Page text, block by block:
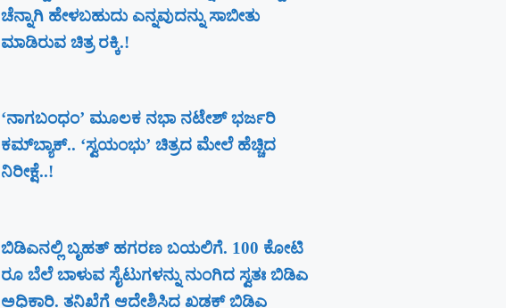
ಚೆನ್ನಾಗಿ ಹೇಳಬಹುದು ಎನ್ನವುದನ್ನು ಸಾಬೀತು
ಮಾಡಿರುವ ಚಿತ್ರ ರಕ್ಕಿ.!
‘ನಾಗಬಂಧಂ’ ಮೂಲಕ ನಭಾ ನಟೇಶ್ ಭರ್ಜರಿ
ಕಮ್‌ಬ್ಯಾಕ್.. ‘ಸ್ವಯಂಭು’ ಚಿತ್ರದ ಮೇಲೆ ಹೆಚ್ಚಿದ
ನಿರೀಕ್ಷೆ..!
ಬಿಡಿಎನಲ್ಲಿ ಬೃಹತ್ ಹಗರಣ ಬಯಲಿಗೆ. 100 ಕೋಟಿ
ರೂ ಬೆಲೆ ಬಾಳುವ ಸೈಟುಗಳನ್ನು ನುಂಗಿದ ಸ್ವತಃ ಬಿಡಿಎ
ಅಧಿಕಾರಿ. ತನಿಖೆಗೆ ಆದೇಶಿಸಿದ ಖಡಕ್ ಬಿಡಿಎ